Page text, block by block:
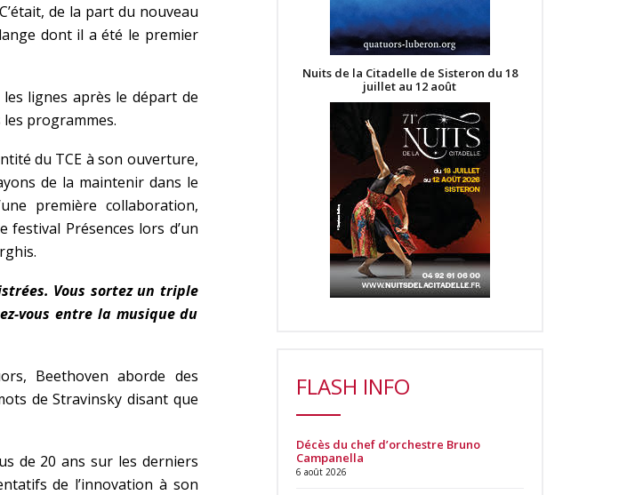
de la part du nouveau
dont il a été le premier
lignes après le départ de
programmes.
du TCE à son ouverture,
de la maintenir dans le
première collaboration,
Présences lors d’un
Vous sortez un triple
vous entre la musique du
Beethoven aborde des
de Stravinsky disant que
de 20 ans sur les derniers
de l’innovation à son
Nuits de la Citadelle de Sisteron du 18
juillet au 12 août
FLASH INFO
Décès du chef d’orchestre Bruno
Campanella
6 août 2026